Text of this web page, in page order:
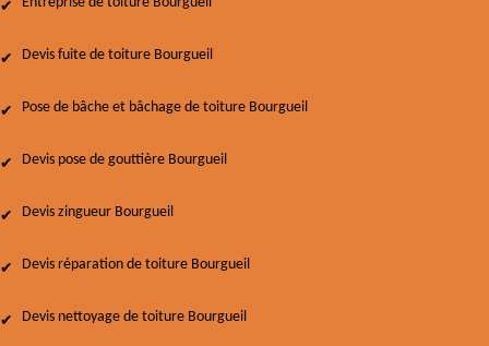
Devis fuite de toiture Bourgueil
Pose de bâche et bâchage de toiture Bourgueil
Devis pose de gouttière Bourgueil
Devis zingueur Bourgueil
Devis réparation de toiture Bourgueil
Devis nettoyage de toiture Bourgueil